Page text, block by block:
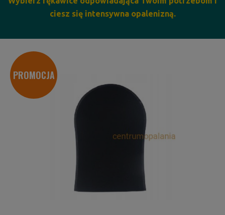
ciesz się intensywna opalenizną.
PROMOCJA